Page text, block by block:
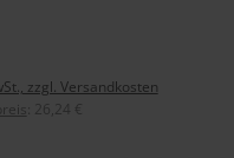
zzgl. Versandkosten
26,24 €